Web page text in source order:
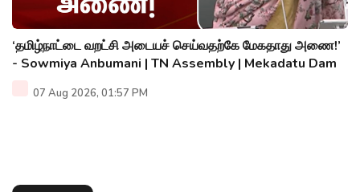
‘தமிழ்நாட்டை வறட்சி அடையச் செய்வதற்கே மேகதாது அணை!’
- Sowmiya Anbumani | TN Assembly | Mekadatu Dam
07 Aug 2026, 01:57 PM